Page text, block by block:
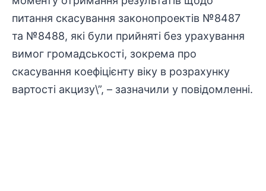
питання скасування законопроектів №8487
та №8488, які були прийняті без урахування
вимог громадськості, зокрема про
скасування коефіцієнту віку в розрахунку
вартості акцизу\”, – зазначили у повідомленні.